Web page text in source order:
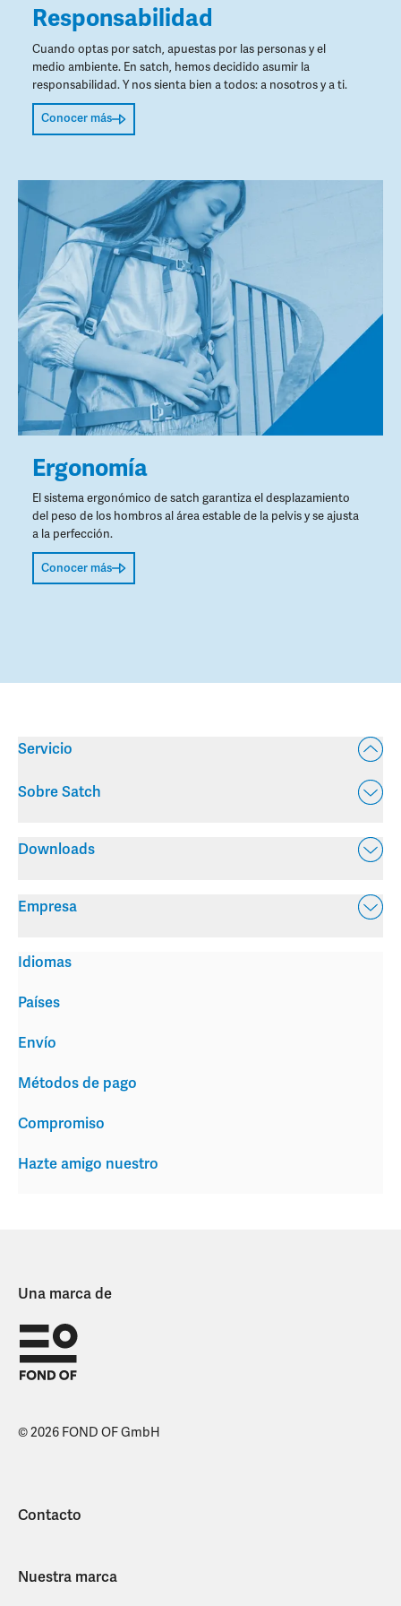
Responsabilidad
Cuando optas por satch, apuestas por las personas y el
medio ambiente. En satch, hemos decidido asumir la
responsabilidad. Y nos sienta bien a todos: a nosotros y a ti.
Conocer más
Ergonomía
El sistema ergonómico de satch garantiza el desplazamiento
del peso de los hombros al área estable de la pelvis y se ajusta
a la perfección.
Conocer más
Servicio
Sobre Satch
Downloads
Empresa
Envío
Métodos de pago
Compromiso
Hazte amigo nuestro
Idiomas
Países
Una marca de
© 2026 FOND OF GmbH
Contacto
Nuestra marca